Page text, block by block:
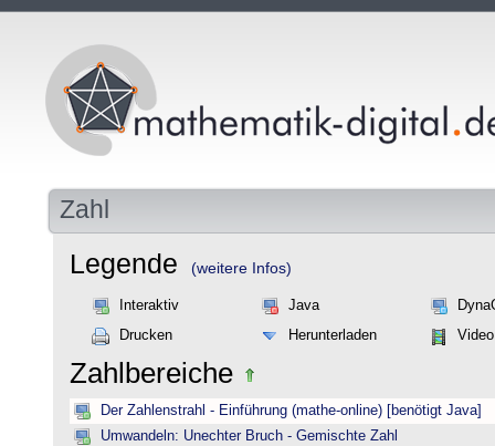
Zahl
Legende (weitere Infos)
Interaktiv Java
Drucken
Herunterladen Video
Zahlbereiche
Der Zahlenstrahl - Einführung (mathe-online) [benötigt Java]
Umwandeln: Unechter Bruch - Gemischte Zahl